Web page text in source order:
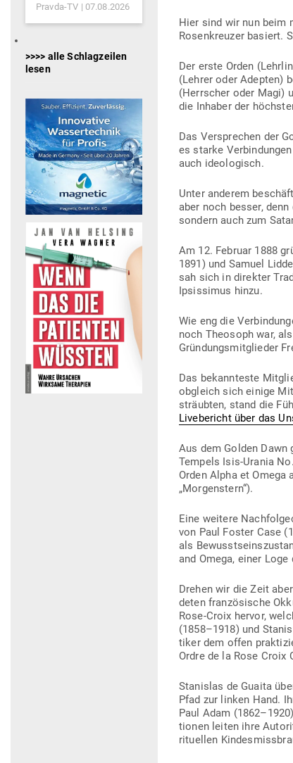
Hier sind wir nun beim
Rosen­kreuzer basiert.
Der erste Orden
(Lehrer oder Adepten)
(Herr­scher oder Magi)
die Inhaber der
Das Ver­sprechen der
es starke
auch ideologisch.
Unter anderem
aber noch besser,
sondern auch zum
Am 12. Februar 1888
1891) und Samuel
sah sich in direkter
Ipsis­simus hinzu.
Wie eng die
noch Theosoph war,
Grün­dungs­mit­glieder
Das bekann­teste
obgleich sich einige
sträubten, stand die
Live­be­richt über das
Aus dem Golden
Tempels Isis-Urania
Orden Alpha et Omega
„Mor­gen­stern“).
Eine weitere
von Paul Foster Case
als
and Omega, einer
Drehen wir die Zeit
deten fran­zö­sische
Rose-Croix hervor,
(1858–1918) und
tiker dem offen
Ordre de la Rose
Sta­nislas de Guaita
Pfad zur linken Hand.
Paul Adam
tionen leiten ihre
ritu­ellen
Pravda-TV 07.08.2026
>>>> alle Schlagzeilen
lesen